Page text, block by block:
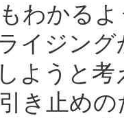
わかる
イジン
ようと
き止め